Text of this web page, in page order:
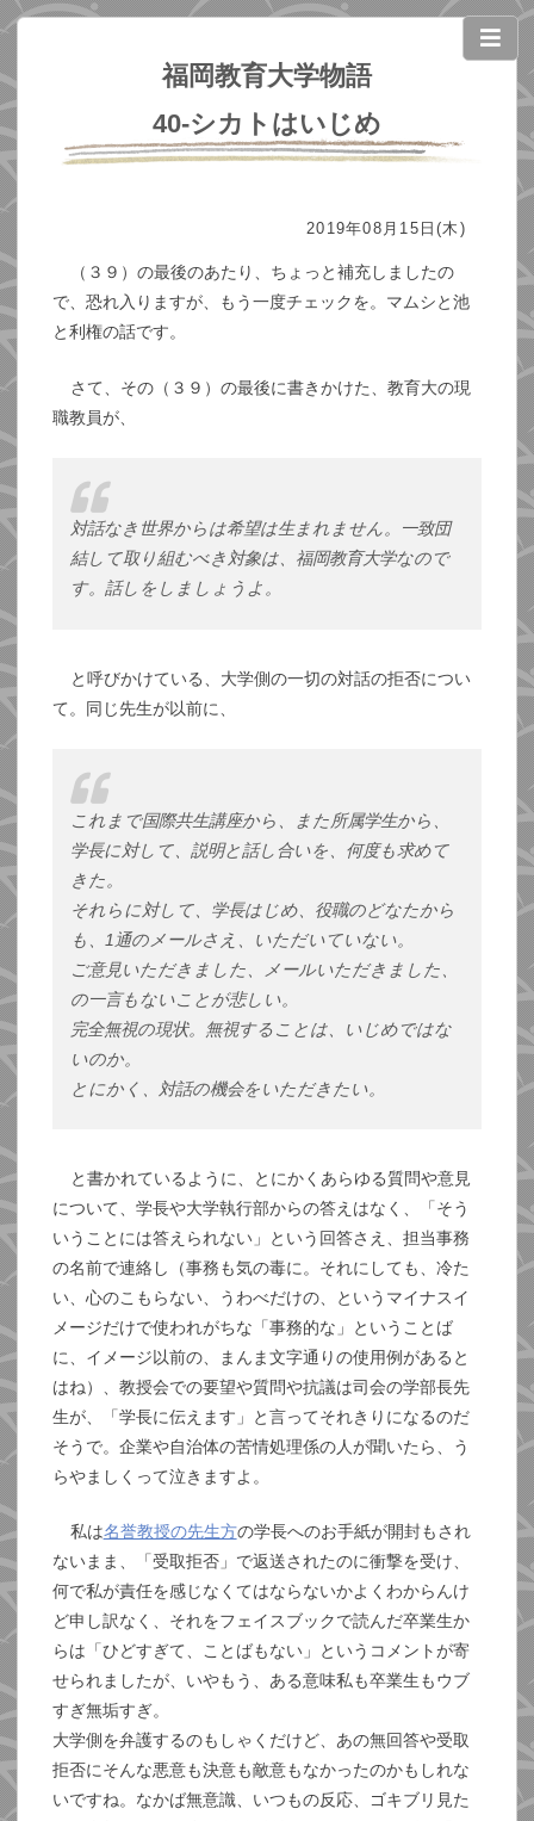
福岡教育大学物語
40-シカトはいじめ
2019年08月15日(木)
（３９）の最後のあたり、ちょっと補充しましたの
で、恐れ入りますが、もう一度チェックを。マムシと池
と利権の話です。
さて、その（３９）の最後に書きかけた、教育大の現
職教員が、
対話なき世界からは希望は生まれません。一致団
結して取り組むべき対象は、福岡教育大学なので
す。話しをしましょうよ。
と呼びかけている、大学側の一切の対話の拒否につい
て。同じ先生が以前に、
これまで国際共生講座から、また所属学生から、
学長に対して、説明と話し合いを、何度も求めて
きた。
それらに対して、学長はじめ、役職のどなたから
も、1通のメールさえ、いただいていない。
ご意見いただきました、メールいただきました、
の一言もないことが悲しい。
完全無視の現状。無視することは、いじめではな
いのか。
とにかく、対話の機会をいただきたい。
と書かれているように、とにかくあらゆる質問や意見
について、学長や大学執行部からの答えはなく、「そう
いうことには答えられない」という回答さえ、担当事務
の名前で連絡し（事務も気の毒に。それにしても、冷た
い、心のこもらない、うわべだけの、というマイナスイ
メージだけで使われがちな「事務的な」ということば
に、イメージ以前の、まんま文字通りの使用例があると
はね）、教授会での要望や質問や抗議は司会の学部長先
生が、「学長に伝えます」と言ってそれきりになるのだ
そうで。企業や自治体の苦情処理係の人が聞いたら、う
らやましくって泣きますよ。
私は名誉教授の先生方の学長へのお手紙が開封もされ
ないまま、「受取拒否」で返送されたのに衝撃を受け、
何で私が責任を感じなくてはならないかよくわからんけ
ど申し訳なく、それをフェイスブックで読んだ卒業生か
らは「ひどすぎて、ことばもない」というコメントが寄
せられましたが、いやもう、ある意味私も卒業生もウブ
すぎ無垢すぎ。
大学側を弁護するのもしゃくだけど、あの無回答や受取
拒否にそんな悪意も決意も敵意もなかったのかもしれな
いですね。なかば無意識、いつもの反応、ゴキブリ見た